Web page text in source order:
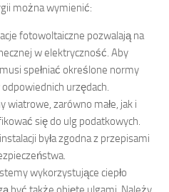
można wymienić:
fotowoltaiczne pozwalają na
w elektryczność. Aby
spełniać określone normy
urzędach.
wiatrowe, zarówno małe, jak i
się do ulg podatkowych.
była zgodna z przepisami
wykorzystujące ciepło